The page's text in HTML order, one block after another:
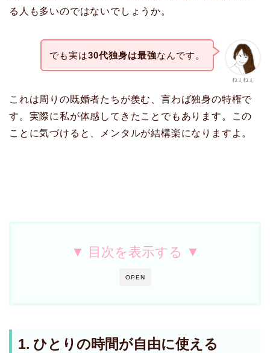
る人も多いのではないでしょうか。
ねぇねぇ
でも実は30代独身は最強なんです。
これは周りの既婚者たちが羨む、言わば独身の特権で
す。実際に私が体感してきたことでもあります。この
ことに気づけると、メンタルが結構楽になりますよ。
OPEN
▼ 目次を表示する ▼
1. ひとりの時間が自由に使える